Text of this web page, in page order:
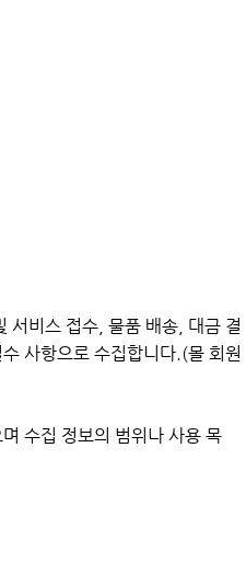
서비스 접수, 물품 배송, 대금 결
사항으로 수집합니다.(몰 회원
수집 정보의 범위나 사용 목